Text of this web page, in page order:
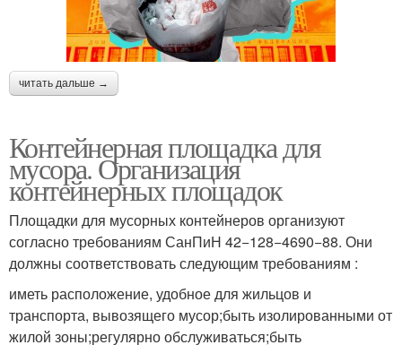
читать дальше →
Контейнерная площадка для
мусора. Организация
контейнерных площадок
Площадки для мусорных контейнеров организуют
согласно требованиям СанПиН 42−128−4690−88. Они
должны соответствовать следующим требованиям :
иметь расположение, удобное для жильцов и
транспорта, вывозящего мусор;быть изолированными от
жилой зоны;регулярно обслуживаться;быть